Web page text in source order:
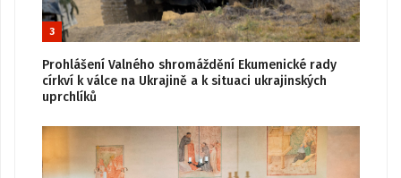
3
Prohlášení Valného shromáždění Ekumenické rady
církví k válce na Ukrajině a k situaci ukrajinských
uprchlíků